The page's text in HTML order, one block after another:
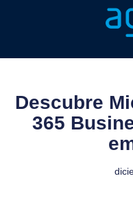
Descubre
365